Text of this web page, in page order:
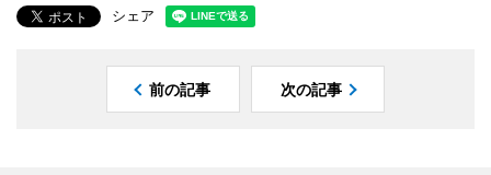
シェア
前の記事 次の記事